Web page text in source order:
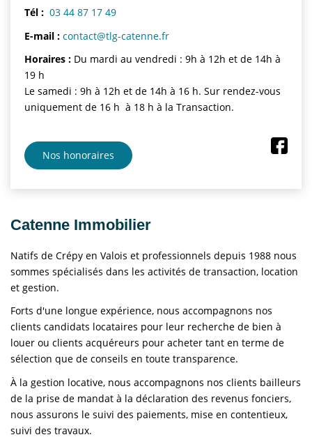
Tél : 03 44 87 17 49
E-mail : contact@tlg-catenne.fr
Horaires : Du mardi au vendredi : 9h à 12h et de 14h à
19 h
Le samedi : 9h à 12h et de 14h à 16 h. Sur rendez-vous
uniquement de 16 h à 18 h à la Transaction.
Nos honoraires
Catenne Immobilier
Natifs de Crépy en Valois et professionnels depuis 1988 nous
sommes spécialisés dans les activités de transaction, location
et gestion.
Forts d'une longue expérience, nous accompagnons nos
clients candidats locataires pour leur recherche de bien à
louer ou clients acquéreurs pour acheter tant en terme de
sélection que de conseils en toute transparence.
À la gestion locative, nous accompagnons nos clients bailleurs
de la prise de mandat à la déclaration des revenus fonciers,
nous assurons le suivi des paiements, mise en contentieux,
suivi des travaux.